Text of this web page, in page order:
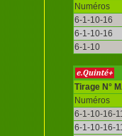
Numéros
6-1-10-16
6-1-10-16
6-1-10
Tirage N°
Numéros
6-1-10-16-
6-1-10-16-